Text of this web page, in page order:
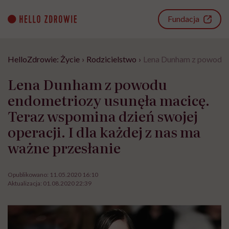
content
Fundacja
HelloZdrowie: Życie › Rodzicielstwo › Lena Dunham z
Lena Dunham z powodu
endometriozy usunęła macicę.
Teraz wspomina dzień swojej
operacji. I dla każdej z nas ma
ważne przesłanie
Opublikowano: 11.05.2020 16:10
Aktualizacja: 01.08.2020 22:39